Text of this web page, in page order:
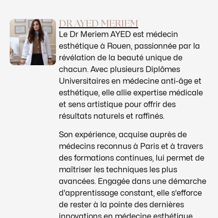
DR AYED MERIEM
Le Dr Meriem AYED est médecin
esthétique à Rouen, passionnée par la
révélation de la beauté unique de
chacun. Avec plusieurs Diplômes
Universitaires en médecine anti-âge et
esthétique, elle allie expertise médicale
et sens artistique pour offrir des
résultats naturels et raffinés.
Son expérience, acquise auprès de
médecins reconnus à Paris et à travers
des formations continues, lui permet de
maîtriser les techniques les plus
avancées. Engagée dans une démarche
d'apprentissage constant, elle s'efforce
de rester à la pointe des dernières
innovations en médecine esthétique.